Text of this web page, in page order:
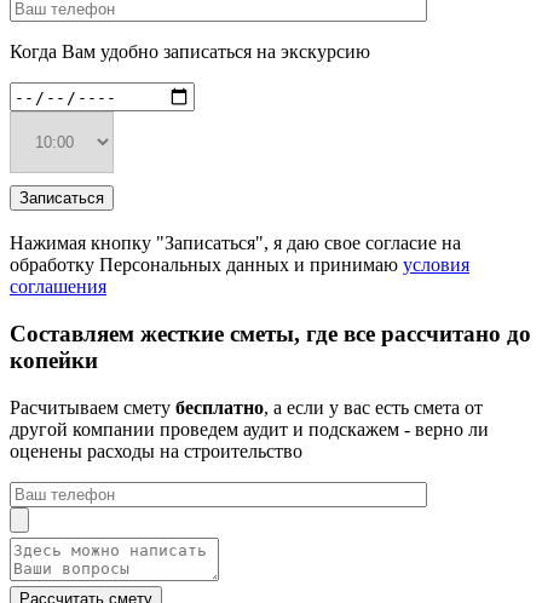
Когда Вам удобно записаться на экскурсию
Нажимая кнопку "Записаться", я даю свое согласие на
обработку Персональных данных и принимаю условия
соглашения
Составляем жесткие сметы, где все рассчитано до
копейки
Расчитываем смету бесплатно, а если у вас есть смета от
другой компании проведем аудит и подскажем - верно ли
оценены расходы на строительство